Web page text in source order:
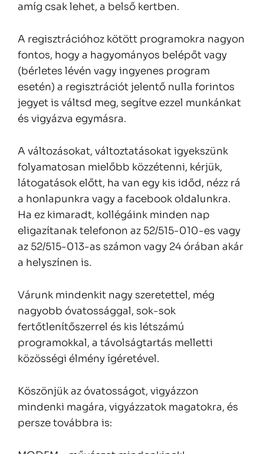
amíg csak lehet, a belső kertben.
A regisztrációhoz kötött programokra nagyon
fontos, hogy a hagyományos belépőt vagy
(bérletes lévén vagy ingyenes program
esetén) a regisztrációt jelentő nulla forintos
jegyet is váltsd meg, segítve ezzel munkánkat
és vigyázva egymásra.
A változásokat, változtatásokat igyekszünk
folyamatosan mielőbb közzétenni, kérjük,
látogatások előtt, ha van egy kis időd, nézz rá
a honlapunkra vagy a facebook oldalunkra.
Ha ez kimaradt, kollégáink minden nap
eligazítanak telefonon az 52/515-010-es vagy
az 52/515-013-as számon vagy 24 órában akár
a helyszínen is.
Várunk mindenkit nagy szeretettel, még
nagyobb óvatossággal, sok-sok
fertőtlenítőszerrel és kis létszámú
programokkal, a távolságtartás melletti
közösségi élmény ígéretével.
Köszönjük az óvatosságot, vigyázzon
mindenki magára, vigyázzatok magatokra, és
persze továbbra is: